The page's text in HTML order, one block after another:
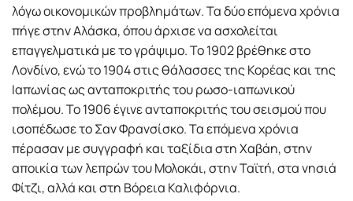
λόγω οικονοµικών προβληµάτων. Τα δύο επόµενα χρόνια
πήγε στην Αλάσκα, όπου άρχισε να ασχολείται
επαγγελµατικά µε το γράψιµο. Το 1902 βρέθηκε στο
Λονδίνο, ενώ το 1904 στις θάλασσες της Κορέας και της
Ιαπωνίας ως ανταποκριτής του ρωσο-ιαπωνικού
πολέµου. Το 1906 έγινε ανταποκριτής του σεισµού που
ισοπέδωσε το Σαν Φρανσίσκο. Τα επόµενα χρόνια
πέρασαν µε συγγραφή και ταξίδια στη Χαβάη, στην
αποικία των λεπρών του Μολοκάι, στην Ταϊτή, στα νησιά
Φίτζι, αλλά και στη Βόρεια Καλιφόρνια.